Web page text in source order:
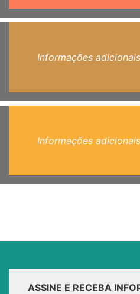
Informações adicionais
Informações adicionais
ASSINE E RECEBA